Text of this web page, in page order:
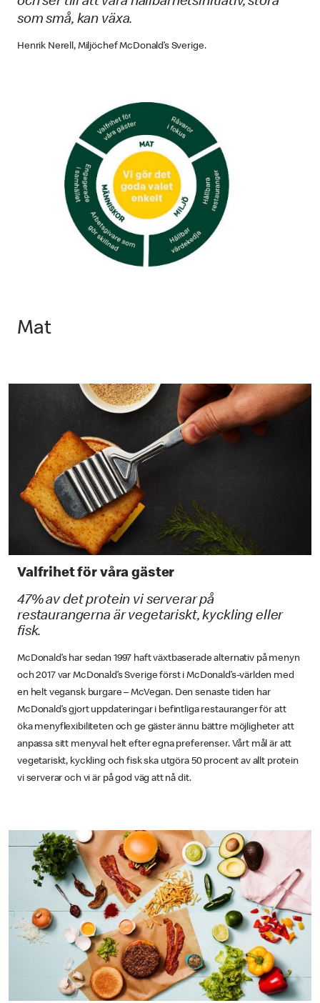
som små, kan växa.
Henrik Nerell, Miljöchef McDonald’s Sverige.
Mat
Valfrihet för våra gäster
47% av det protein vi serverar på
restaurangerna är vegetariskt, kyckling eller
fisk.
McDonald’s har sedan 1997 haft växtbaserade alternativ på menyn
och 2017 var McDonald’s Sverige först i McDonald’s-världen med
en helt vegansk burgare – McVegan. Den senaste tiden har
McDonald’s gjort uppdateringar i befintliga restauranger för att
öka menyflexibiliteten och ge gäster ännu bättre möjligheter att
anpassa sitt menyval helt efter egna preferenser. Vårt mål är att
vegetariskt, kyckling och fisk ska utgöra 50 procent av allt protein
vi serverar och vi är på god väg att nå dit.